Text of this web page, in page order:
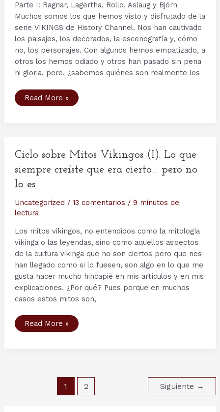
Parte I: Ragnar, Lagertha, Rollo, Aslaug y Björn
Muchos somos los que hemos visto y disfrutado de la
serie VIKINGS de History Channel. Nos han cautivado
los paisajes, los decorados, la escenografía y, cómo
no, los personajes. Con algunos hemos empatizado, a
otros los hemos odiado y otros han pasado sin pena
ni gloria, pero, ¿sabemos quiénes son realmente los
Personajes
serie
y
Björn
Read More »
Ciclo sobre Mitos Vikingos (I). Lo que
siempre creíste que era cierto… pero no
lo es
Uncategorized / 13 comentarios / 9 minutos de
lectura
Los mitos vikingos, no entendidos como la mitología
vikinga o las leyendas, sino como aquellos aspectos
de la cultura vikinga que no son ciertos pero que nos
han llegado como si lo fuesen, son algo en lo que me
gusta hacer mucho hincapié en mis artículos y en mis
explicaciones. ¿Por qué? Pues porque en muchos
casos estos mitos son,
Ciclo
sobre
Read More »
1 2 Siguiente →